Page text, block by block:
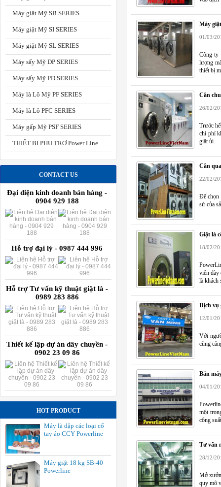
Máy giặt Mỹ SB SERIES
Máy giặt Mỹ SI SERIES
Máy giặt Mỹ SL SERIES
Máy sấy Mỹ DP SERIES
Máy sấy Mỹ PD SERIES
Máy là Lô Mỹ PF SERIES
Máy là Lô PFC SERIES
Máy gấp Mỹ PSF SERIES
THIẾT BỊ PHỤ TRỢ Power Line
CONTACT US
Đại diện kinh doanh bán hàng -
0904 929 188
Hỗ trợ đại lý - 0987 444 996
Hỗ trợ Tư vấn kỹ thuật giặt là -
0989 283 886
Thiết kế lập dự án dây chuyền -
0902 23 09 86
HOT PRODUCT
Máy là dập các loại cổ
tay áo CCY Powerline
Máy giặt 18 kg SB-40
Powerline
Máy
01/03/
Công ty
lượng
thiết bị
Cần
26/02/
Trước
chi phí
giặt ủi.
Cần
22/02/
Để chọn
sứ của
Giặt là
18/02/
viên dày
là khách
Dịch vụ
12/01/
Với
cũng
Bán
04/01/
một
công
Tư vấn
28/12/
Mở
quy mô